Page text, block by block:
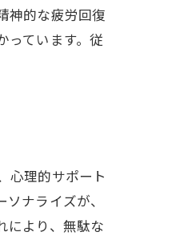
神的な疲労回復
っています。従
心理的サポート
ナライズが、
により、無駄な